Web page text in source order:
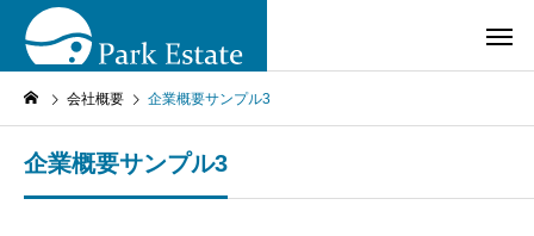
会社概要 企業概要サンプル3
企業概要サンプル3